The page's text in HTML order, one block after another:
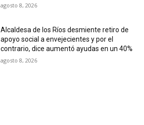
agosto 8, 2026
Alcaldesa de los Ríos desmiente retiro de
apoyo social a envejecientes y por el
contrario, dice aumentó ayudas en un 40%
agosto 8, 2026